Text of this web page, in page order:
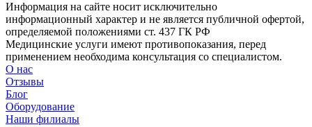
Информация на сайте носит исключительно
информационный характер и не является публичной офертой,
определяемой положениями ст. 437 ГК РФ
Медицинские услуги имеют противопоказания, перед
применением необходима консультация со специалистом.
О нас
Отзывы
Блог
Оборудование
Наши филиалы